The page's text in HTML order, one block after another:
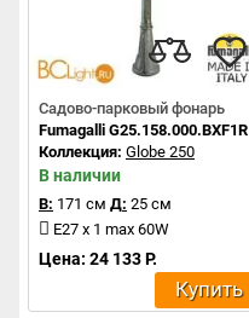
Садово-парковый фонарь
Fumagalli G25.158.000.BXF1R
Коллекция: Globe 250
В наличии
В: 171 см Д: 25 см
E27 x 1 max 60W
Цена: 24 133 Р.
Купить